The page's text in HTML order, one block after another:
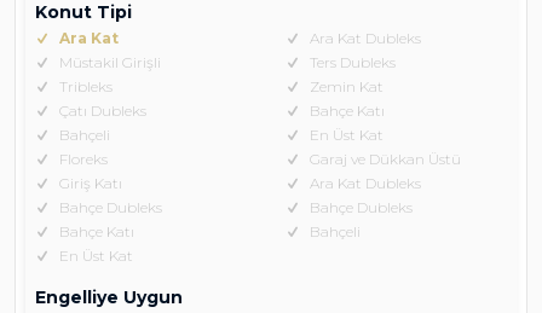
Konut Tipi
Ara Kat
Ara Kat Dubleks
Müstakil Girişli
Ters Dubleks
Tribleks
Zemin Kat
Çatı Dubleks
Bahçe Katı
Bahçeli
En Üst Kat
Floreks
Garaj ve Dükkan Üstü
Giriş Katı
Ara Kat Dubleks
Bahçe Dubleks
Bahçe Dubleks
Bahçe Katı
Bahçeli
En Üst Kat
Engelliye Uygun